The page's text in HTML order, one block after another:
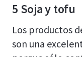
5 Soja y tofu
Los productos
son una